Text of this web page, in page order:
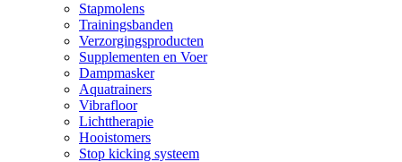
Stapmolens
Trainingsbanden
Verzorgingsproducten
Supplementen en Voer
Dampmasker
Aquatrainers
Vibrafloor
Lichttherapie
Hooistomers
Stop kicking systeem